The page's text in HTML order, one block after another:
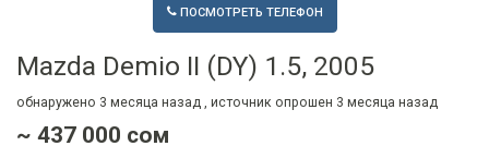
ПОСМОТРЕТЬ ТЕЛЕФОН
Mazda Demio II (DY) 1.5, 2005
обнаружено 3 месяца назад , источник опрошен 3 месяца назад
~ 437 000 сом